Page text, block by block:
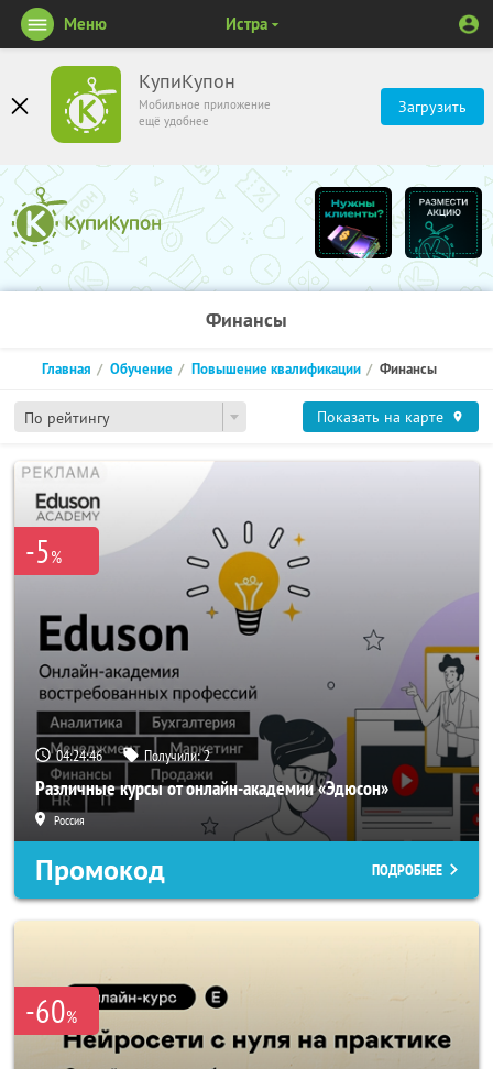
КупиКупон
Мобильное приложение
ещё удобнее
Загрузить
Меню Истра
Финансы
По рейтингу
Главная Обучение Повышение квалификации Финансы
Показать на карте
-5%
04:24:46 Получили:2
Различные курсы от онлайн-академии «Эдюсон»
Россия
Промокод ПОДРОБНЕЕ
-60%